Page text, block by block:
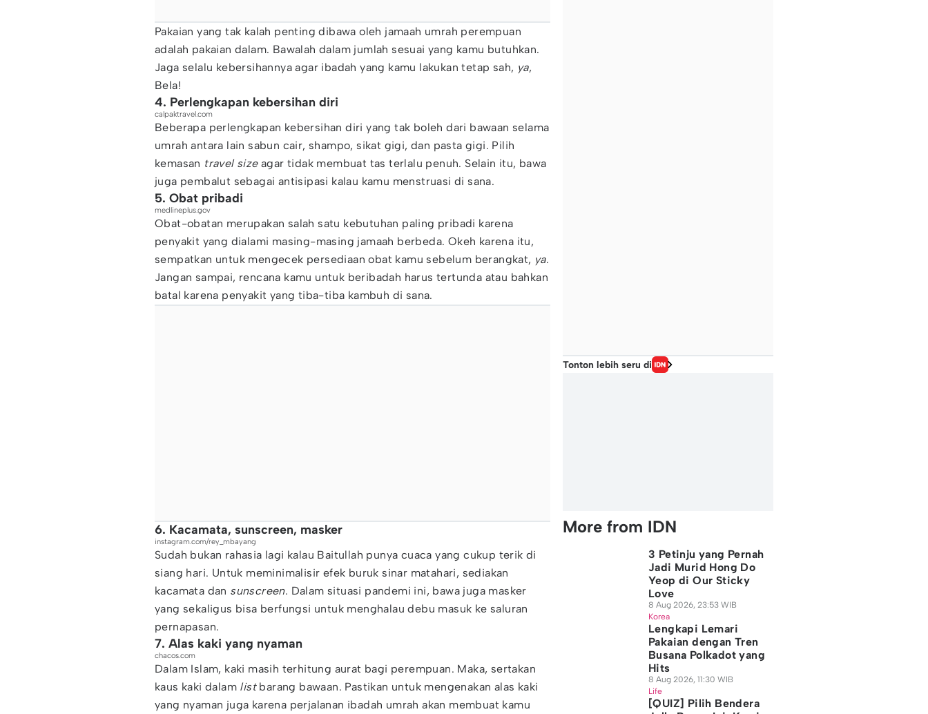
Pakaian yang tak kalah penting dibawa oleh jamaah umrah perempuan
adalah pakaian dalam. Bawalah dalam jumlah sesuai yang kamu butuhkan.
Jaga selalu kebersihannya agar ibadah yang kamu lakukan tetap sah, ya,
Bela!
4. Perlengkapan kebersihan diri
calpaktravel.com
Beberapa perlengkapan kebersihan diri yang tak boleh dari bawaan selama
umrah antara lain sabun cair, shampo, sikat gigi, dan pasta gigi. Pilih
kemasan travel sizeagar tidak membuat tas terlalu penuh. Selain itu, bawa
juga pembalut sebagai antisipasi kalau kamu menstruasi di sana.
5. Obat pribadi
medlineplus.gov
Obat-obatan merupakan salah satu kebutuhan paling pribadi karena
penyakit yang dialami masing-masing jamaah berbeda. Okeh karena itu,
sempatkan untuk mengecek persediaan obat kamu sebelum berangkat, ya.
Jangan sampai, rencana kamu untuk beribadah harus tertunda atau bahkan
batal karena penyakit yang tiba-tiba kambuh di sana.
6. Kacamata, sunscreen, masker
instagram.com/rey_mbayang
Sudah bukan rahasia lagi kalau Baitullah punya cuaca yang cukup terik di
siang hari. Untuk meminimalisir efek buruk sinar matahari, sediakan
kacamata dan sunscreen. Dalam situasi pandemi ini, bawa juga masker
yang sekaligus bisa berfungsi untuk menghalau debu masuk ke saluran
pernapasan.
7. Alas kaki yang nyaman
chacos.com
Dalam Islam, kaki masih terhitung aurat bagi perempuan. Maka, sertakan
kaus kaki dalam listbarang bawaan. Pastikan untuk mengenakan alas kaki
yang nyaman juga karena perjalanan ibadah umrah akan membuat kamu
Tonton lebih seru di
More from IDN
3 Petinju yang Pernah
Jadi Murid Hong Do
Yeop di Our Sticky
Love
8 Aug 2026, 23:53 WIB
Korea
Lengkapi Lemari
Pakaian dengan Tren
Busana Polkadot yang
Hits
8 Aug 2026, 11:30 WIB
Life
[QUIZ] Pilih Bendera